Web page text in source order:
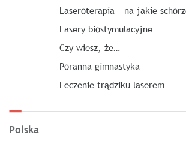
Laseroterapia – na jakie
Lasery biostymulacyjne
Czy wiesz, że…
Poranna gimnastyka
Leczenie trądziku laserem
Polska